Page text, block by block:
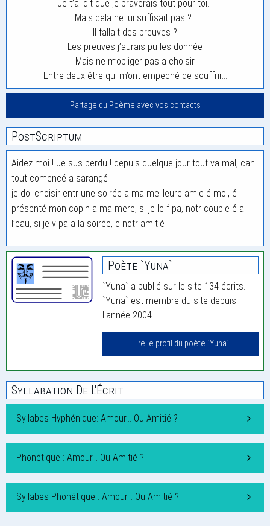
Je t’ai dit que je braverais tout pour toi…
Mais cela ne lui suffisait pas ? !
Il fallait des preuves ?
Les preuves j’aurais pu les donnée
Mais ne m’obliger pas a choisir
Entre deux être qui m’ont empeché de souffrir…
Partage du Poème avec vos contacts
PostScriptum
Aidez moi ! Je sus perdu ! depuis quelque jour tout va mal, can
tout comencé a sarangé
je doi choisir entr une soirée a ma meilleure amie é moi, é
présenté mon copin a ma mere, si je le f pa, notr couple é a
l’eau, si je v pa a la soirée, c notr amitié
Poète `Yuna`
`Yuna` a publié sur le site 134 écrits.
`Yuna` est membre du site depuis
l'année 2004.
Lire le profil du poète `Yuna`
Syllabation De L'Écrit
Syllabes Hyphénique: Amour… Ou Amitié ?
Phonétique : Amour… Ou Amitié ?
Syllabes Phonétique : Amour… Ou Amitié ?